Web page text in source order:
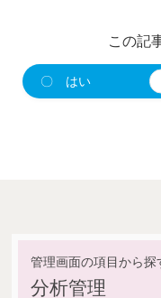
この記
〇 はい
分析管理